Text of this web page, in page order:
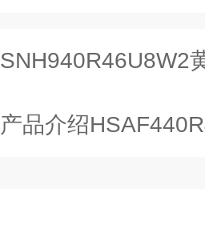
SNH940R46U8W2
产品介绍